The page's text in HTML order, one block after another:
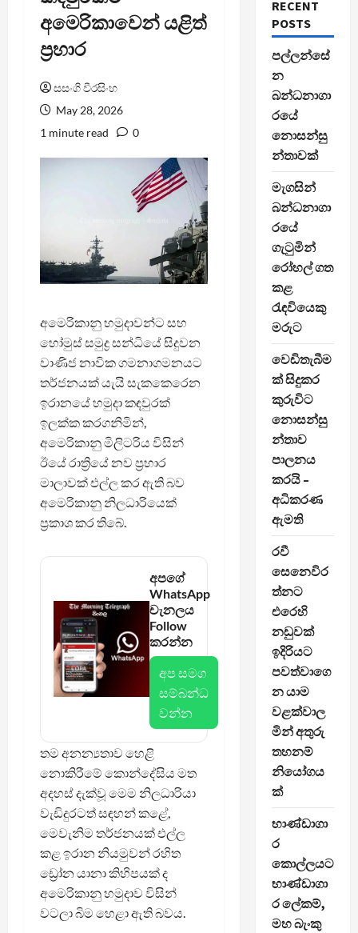
අමෙරිකාවෙන් යළිත්
ප්‍රහාර
සසංගි වීරසිංහ
May 28, 2026
1 minute read
0
අමෙරිකානු හමුදාවන්ට සහ
හෝමුස් සමුද්‍ර සන්ධියේ සිදුවන
වාණිජ නාවික ගමනාගමනයට
තර්ජනයක් යැයි සැකකෙරෙන
ඉරානයේ හමුදා කඳවුරක්
ඉලක්ක කරගනිමින්,
අමෙරිකානු මිලිටරිය විසින්
ඊයේ රාත්‍රියේ නව ප්‍රහාර
මාලාවක් එල්ල කර ඇති බව
අමෙරිකානු නිලධාරියෙක්
ප්‍රකාශ කර තිබේ.
අපගේ
WhatsApp
චැනලය
Follow
කරන්න
අප සමග
සම්බන්ධ
වන්න
තම අනන්‍යතාව හෙළි
නොකිරීමේ කොන්දේසිය මත
අදහස් දැක්වූ මෙම නිලධාරියා
වැඩිදුරටත් සඳහන් කළේ,
මෙවැනිම තර්ජනයක් එල්ල
කළ ඉරාන නියමුවන් රහිත
ඩ්‍රෝන යානා කිහිපයක් ද
අමෙරිකානු හමුදාව විසින්
වටලා බිම හෙළා ඇති බවය.
RECENT
POSTS
පල්ලන්සේ
න
බන්ධනාගා
රයේ
නොසන්සු
න්තාවක්
මැගසින්
බන්ධනාගා
රයේ
ගැටුමින්
රෝහල් ගත
කළ
රැඳවියෙකු
මරුට
වෙඩිතැබීම
ක් සිදුකර
කුරුවිට
නොසන්සු
න්තාව
පාලනය
කරයි –
අධිකරණ
ඇමති
රවී
සෙනෙවිර
ත්නට
එරෙහි
නඩුවක්
ඉදිරියට
පවත්වාගෙ
න යාම
වළක්වාල
මින් අතුරු
තහනම්
නියෝගය
ක්
භාණ්ඩාගා
ර
කොල්ලයට
භාණ්ඩාගා
ර ලේකම්,
මහ බැංකු